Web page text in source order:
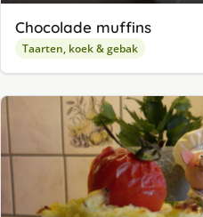
Chocolade muffins
Taarten, koek & gebak